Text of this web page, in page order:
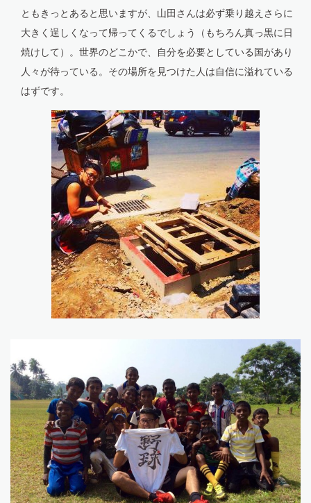
ともきっとあると思いますが、山田さんは必ず乗り越えさらに
大きく逞しくなって帰ってくるでしょう（もちろん真っ黒に日
焼けして）。世界のどこかで、自分を必要としている国があり
人々が待っている。その場所を見つけた人は自信に溢れている
はずです。